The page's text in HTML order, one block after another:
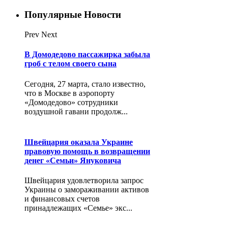
Популярные Новости
Prev Next
В Домодедово пассажирка забыла
гроб с телом своего сына
Сегодня, 27 марта, стало известно,
что в Москве в аэропорту
«Домодедово» сотрудники
воздушной гавани продолж...
Швейцария оказала Украине
правовую помощь в возвращении
денег «Семьи» Януковича
Швейцария удовлетворила запрос
Украины о замораживании активов
и финансовых счетов
принадлежащих «Семье» экс...